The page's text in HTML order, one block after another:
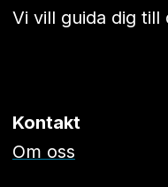
Vi vill guida dig till
Kontakt
Om oss